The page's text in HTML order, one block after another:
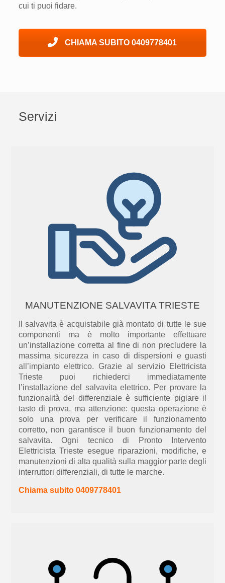
cui ti puoi fidare.
CHIAMA SUBITO 0409778401
Servizi
MANUTENZIONE SALVAVITA TRIESTE
Il salvavita è acquistabile già montato di tutte le sue
componenti ma è molto importante effettuare
un’installazione corretta al fine di non precludere la
massima sicurezza in caso di dispersioni e guasti
all’impianto elettrico. Grazie al servizio Elettricista
Trieste puoi richiederci immediatamente
l’installazione del salvavita elettrico. Per provare la
funzionalità del differenziale è sufficiente pigiare il
tasto di prova, ma attenzione: questa operazione è
solo una prova per verificare il funzionamento
corretto, non garantisce il buon funzionamento del
salvavita.Ogni tecnicodi Pronto Intervento
El ettricista Trieste esegue riparazioni, modifiche, e
manutenzioni di alta qualità sulla maggior parte degli
interruttori differenziali, di tutte le marche.
Chiama subito 0409778401